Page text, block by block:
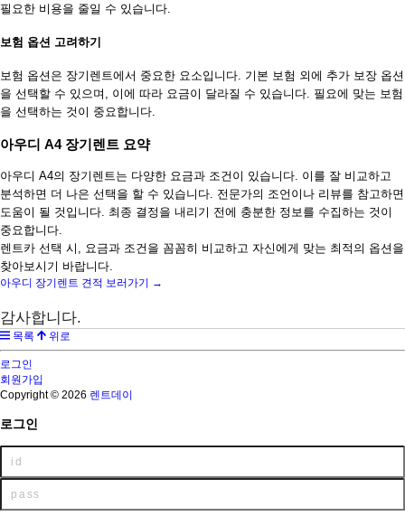
필요한 비용을 줄일 수 있습니다.
보험 옵션 고려하기
보험 옵션은 장기렌트에서 중요한 요소입니다. 기본 보험 외에 추가 보장 옵션
을 선택할 수 있으며, 이에 따라 요금이 달라질 수 있습니다. 필요에 맞는 보험
을 선택하는 것이 중요합니다.
아우디 A4 장기렌트 요약
아우디 A4의 장기렌트는 다양한 요금과 조건이 있습니다. 이를 잘 비교하고
분석하면 더 나은 선택을 할 수 있습니다. 전문가의 조언이나 리뷰를 참고하면
도움이 될 것입니다. 최종 결정을 내리기 전에 충분한 정보를 수집하는 것이
중요합니다.
렌트카 선택 시, 요금과 조건을 꼼꼼히 비교하고 자신에게 맞는 최적의 옵션을
찾아보시기 바랍니다.
아우디 장기렌트 견적 보러가기 →
감사합니다.
목록 위로
로그인
회원가입
Copyright © 2026 렌트데이
로그인